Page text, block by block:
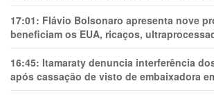
17:01: Flávio Bolsonaro apresenta nove
beneficiam os EUA, ricaços,
16:45: Itamaraty denuncia interferência
após cassação de visto de embaixadora